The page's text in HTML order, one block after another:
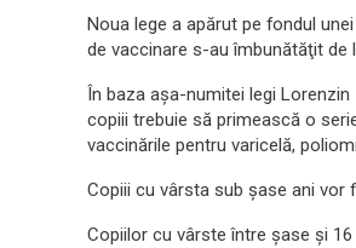
Noua lege a apărut pe fondul
de vaccinare s-au îmbunătăţit de
În baza aşa-numitei legi
copiii trebuie să primească o
vaccinările pentru varicelă,
Copiii cu vârsta sub şase ani vor
Copiilor cu vârste între şase şi